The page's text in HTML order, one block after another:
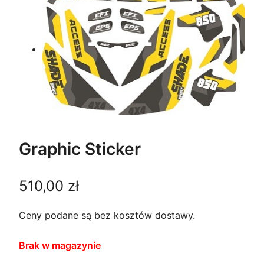
Graphic Sticker
510,00 zł
Ceny podane są bez kosztów dostawy.
Brak w magazynie